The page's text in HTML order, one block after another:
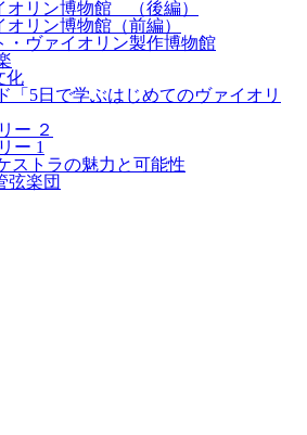
オリン博物館 （後編）
リン博物館（前編）
・ヴァイオリン製作博物館
化
「5日で学ぶはじめてのヴァイオリ
ー ２
ー 1
ストラの魅力と可能性
弦楽団